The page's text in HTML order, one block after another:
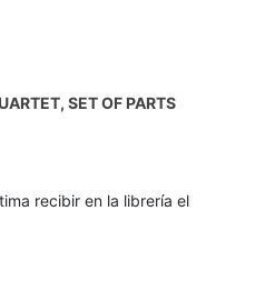
SET OF PARTS
recibir en la librería el